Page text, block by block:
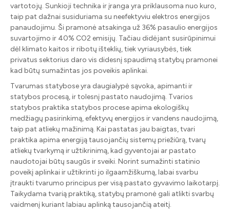
vartotojų. Sunkioji technika ir įranga yra priklausoma nuo kuro,
taip pat dažnai susiduriama su neefektyviu elektros energijos
panaudojimu. Ši pramonė atsakinga už 36% pasaulio energijos
suvartojimo ir 40% CO2 emisijų. Tačiau didėjant susirūpinimui
dėl klimato kaitos ir ribotų išteklių, tiek vyriausybės, tiek
privatus sektorius daro vis didesnį spaudimą statybų pramonei
kad būtų sumažintas jos poveikis aplinkai.
Tvarumas statybose yra daugialypė sąvoka, apimanti ir
statybos procesą, ir tolesnį pastato naudojimą. Tvarios
statybos praktika statybos procese apima ekologiškų
medžiagų pasirinkimą, efektyvų energijos ir vandens naudojimą,
taip pat atliekų mažinimą. Kai pastatas jau baigtas, tvari
praktika apima energiją tausojančių sistemų priežiūrą, tvarų
atliekų tvarkymą ir užtikrinimą, kad gyventojai ar pastato
naudotojai būtų saugūs ir sveiki. Norint sumažinti statinio
poveikį aplinkai ir užtikrinti jo ilgaamžiškumą, labai svarbu
įtraukti tvarumo principus per visą pastato gyvavimo laikotarpį.
Taikydama tvarią praktiką, statybų pramonė gali atlikti svarbų
vaidmenį kuriant labiau aplinką tausojančią ateitį.